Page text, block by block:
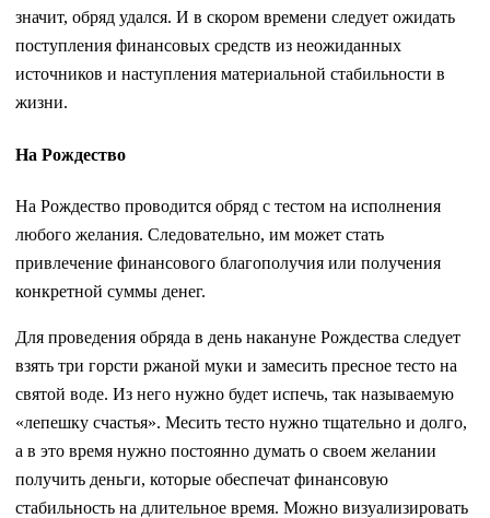
значит, обряд удался. И в скором времени следует ожидать
поступления финансовых средств из неожиданных
источников и наступления материальной стабильности в
жизни.
На Рождество
На Рождество проводится обряд с тестом на исполнения
любого желания. Следовательно, им может стать
привлечение финансового благополучия или получения
конкретной суммы денег.
Для проведения обряда в день накануне Рождества следует
взять три горсти ржаной муки и замесить пресное тесто на
святой воде. Из него нужно будет испечь, так называемую
«лепешку счастья». Месить тесто нужно тщательно и долго,
а в это время нужно постоянно думать о своем желании
получить деньги, которые обеспечат финансовую
стабильность на длительное время. Можно визуализировать